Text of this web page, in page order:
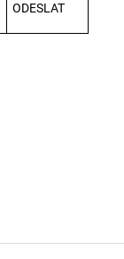
ODESLAT